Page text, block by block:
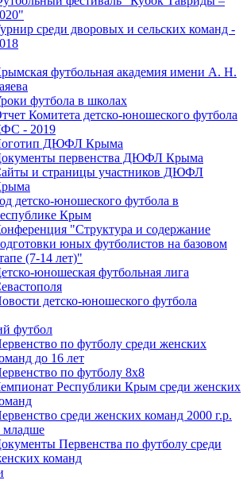
среди дворовых и сельских команд -
футбольная академия имени А. Н.
футбола в школах
Комитета детско-юношеского футбола
- 2019
ДЮФЛ Крыма
первенства ДЮФЛ Крыма
и страницы участников ДЮФЛ
детско-юношеского футбола в
Крым
"Структура и содержание
юных футболистов на базовом
(7-14 лет)"
юношеская футбольная лига
детско-юношеского футбола
футбол
по футболу среди женских
до 16 лет
по футболу 8х8
Республики Крым среди женских
среди женских команд 2000 г.р.
младше
Первенства по футболу среди
команд